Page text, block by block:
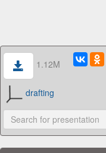
1.12M
drafting